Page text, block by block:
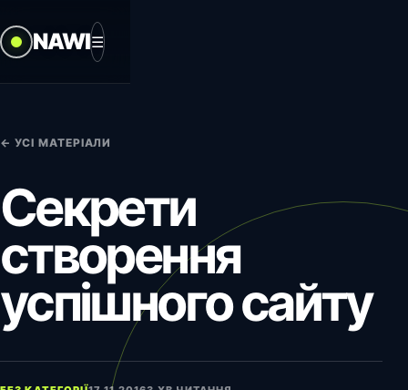
NAWI☰
← УСІ МАТЕРІАЛИ
Секрети
створення
успішного сайту